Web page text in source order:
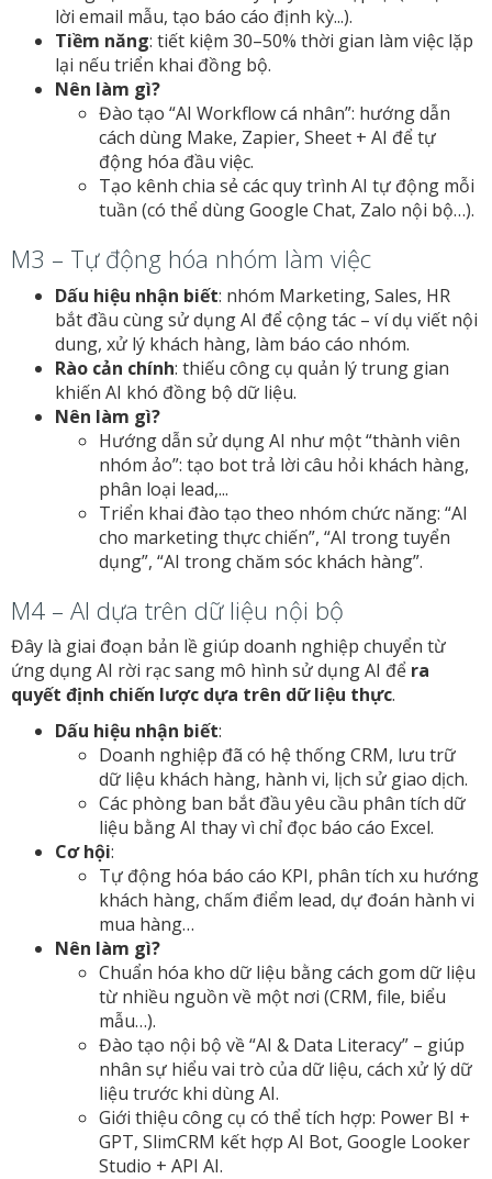
lời email mẫu, tạo báo cáo định kỳ...).
Tiềm năng: tiết kiệm 30–50% thời gian làm việc lặp
lại nếu triển khai đồng bộ.
Nên làm gì?
Đào tạo “AI Workflow cá nhân”: hướng dẫn
cách dùng Make, Zapier, Sheet + AI để tự
động hóa đầu việc.
Tạo kênh chia sẻ các quy trình AI tự động mỗi
tuần (có thể dùng Google Chat, Zalo nội bộ…).
M3 – Tự động hóa nhóm làm việc
Dấu hiệu nhận biết: nhóm Marketing, Sales, HR
bắt đầu cùng sử dụng AI để cộng tác – ví dụ viết nội
dung, xử lý khách hàng, làm báo cáo nhóm.
Rào cản chính: thiếu công cụ quản lý trung gian
khiến AI khó đồng bộ dữ liệu.
Nên làm gì?
Hướng dẫn sử dụng AI như một “thành viên
nhóm ảo”: tạo bot trả lời câu hỏi khách hàng,
phân loại lead,...
Triển khai đào tạo theo nhóm chức năng: “AI
cho marketing thực chiến”, “AI trong tuyển
dụng”, “AI trong chăm sóc khách hàng”.
M4 – AI dựa trên dữ liệu nội bộ
Đây là giai đoạn bản lề giúp doanh nghiệp chuyển từ
ứng dụng AI rời rạc sang mô hình sử dụng AI để ra
quyết định chiến lược dựa trên dữ liệu thực.
Dấu hiệu nhận biết:
Doanh nghiệp đã có hệ thống CRM, lưu trữ
dữ liệu khách hàng, hành vi, lịch sử giao dịch.
Các phòng ban bắt đầu yêu cầu phân tích dữ
liệu bằng AI thay vì chỉ đọc báo cáo Excel.
Cơ hội:
Tự động hóa báo cáo KPI, phân tích xu hướng
khách hàng, chấm điểm lead, dự đoán hành vi
mua hàng…
Nên làm gì?
Chuẩn hóa kho dữ liệu bằng cách gom dữ liệu
từ nhiều nguồn về một nơi (CRM, file, biểu
mẫu…).
Đào tạo nội bộ về “AI & Data Literacy” – giúp
nhân sự hiểu vai trò của dữ liệu, cách xử lý dữ
liệu trước khi dùng AI.
Giới thiệu công cụ có thể tích hợp: Power BI +
GPT, SlimCRM kết hợp AI Bot, Google Looker
Studio + API AI.